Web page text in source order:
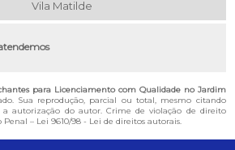
Vila Matilde
para Licenciamento com Qualidade no Jardim
Sua reprodução, parcial ou total, mesmo citando
a autorização do autor. Crime de violação de direito
Penal – Lei 9610/98 - Lei de direitos autorais.